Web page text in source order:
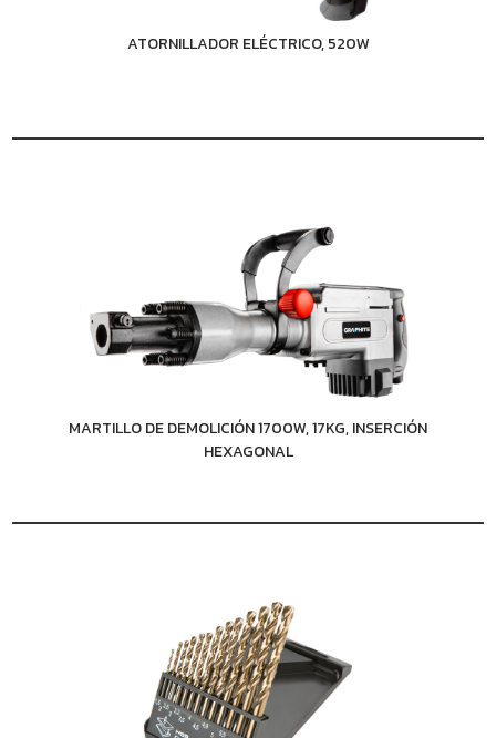
ATORNILLADOR ELÉCTRICO, 520W
MARTILLO DE DEMOLICIÓN 1700W, 17KG, INSERCIÓN
HEXAGONAL